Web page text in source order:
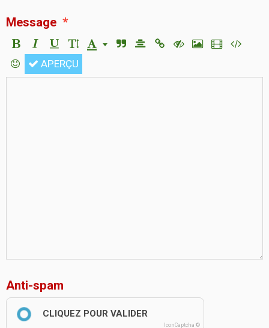
Message
APERÇU
Anti-spam
CLIQUEZ POUR VALIDER
IconCaptcha ©